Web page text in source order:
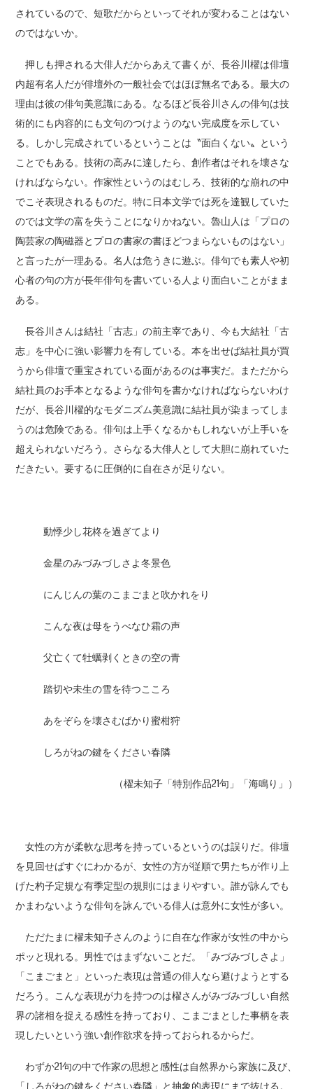
されているので、短歌だからといってそれが変わることはない
のではないか。
押しも押される大俳人だからあえて書くが、長谷川櫂は俳壇
内超有名人だが俳壇外の一般社会ではほぼ無名である。最大の
理由は彼の俳句美意識にある。なるほど長谷川さんの俳句は技
術的にも内容的にも文句のつけようのない完成度を示してい
る。しかし完成されているということは〝面白くない〟という
ことでもある。技術の高みに達したら、創作者はそれを壊さな
ければならない。作家性というのはむしろ、技術的な崩れの中
でこそ表現されるものだ。特に日本文学では死を達観していた
のでは文学の富を失うことになりかねない。魯山人は「プロの
陶芸家の陶磁器とプロの書家の書ほどつまらないものはない」
と言ったが一理ある。名人は危うきに遊ぶ。俳句でも素人や初
心者の句の方が長年俳句を書いている人より面白いことがまま
ある。
長谷川さんは結社「古志」の前主宰であり、今も大結社「古
志」を中心に強い影響力を有している。本を出せば結社員が買
うから俳壇で重宝されている面があるのは事実だ。まただから
結社員のお手本となるような俳句を書かなければならないわけ
だが、長谷川櫂的なモダニズム美意識に結社員が染まってしま
うのは危険である。俳句は上手くなるかもしれないが上手いを
超えられないだろう。さらなる大俳人として大胆に崩れていた
だきたい。要するに圧倒的に自在さが足りない。
動悸少し花柊を過ぎてより
金星のみづみづしさよ冬景色
にんじんの葉のこまごまと吹かれをり
こんな夜は母をうべなひ霜の声
父亡くて牡蠣剥くときの空の青
踏切や未生の雪を待つこころ
あをぞらを壊さむばかり蜜柑狩
しろがねの鍵をください春隣
（櫂未知子「特別作品21句」「海鳴り」）
女性の方が柔軟な思考を持っているというのは誤りだ。俳壇
を見回せばすぐにわかるが、女性の方が従順で男たちが作り上
げた杓子定規な有季定型の規則にはまりやすい。誰が詠んでも
かまわないような俳句を詠んでいる俳人は意外に女性が多い。
ただたまに櫂未知子さんのように自在な作家が女性の中から
ポッと現れる。男性ではまずないことだ。「みづみづしさよ」
「こまごまと」といった表現は普通の俳人なら避けようとする
だろう。こんな表現が力を持つのは櫂さんがみづみづしい自然
界の諸相を捉える感性を持っており、こまごまとした事柄を表
現したいという強い創作欲求を持っておられるからだ。
わずか21句の中で作家の思想と感性は自然界から家族に及び、
「しろがねの鍵をください春隣」と抽象的表現にまで抜ける。